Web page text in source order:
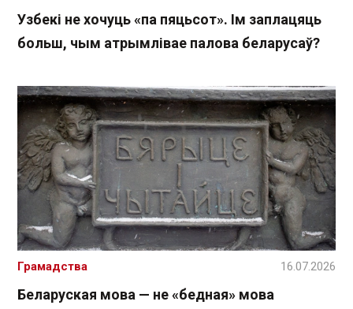
Узбекі не хочуць «па пяцьсот». Ім заплацяць
больш, чым атрымлівае палова беларусаў?
Беларуская мова — не «бедная» мова
Грамадства 16.07.2026